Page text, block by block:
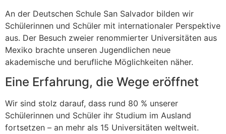
An der Deutschen Schule San Salvador bilden wir
Schülerinnen und Schüler mit internationaler Perspektive
aus. Der Besuch zweier renommierter Universitäten aus
Mexiko brachte unseren Jugendlichen neue
akademische und berufliche Möglichkeiten näher.
Eine Erfahrung, die Wege eröffnet
Wir sind stolz darauf, dass rund 80 % unserer
Schülerinnen und Schüler ihr Studium im Ausland
fortsetzen – an mehr als 15 Universitäten weltweit.